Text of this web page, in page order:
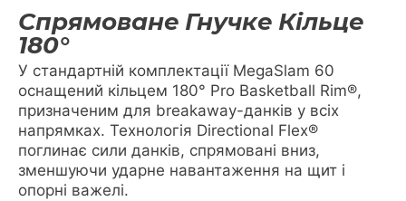
Спрямоване Гнучке Кільце
180°
У стандартній комплектації MegaSlam 60
оснащений кільцем 180° Pro Basketball Rim®,
призначеним для breakaway-данків у всіх
напрямках. Технологія Directional Flex®
поглинає сили данків, спрямовані вниз,
зменшуючи ударне навантаження на щит і
опорні важелі.